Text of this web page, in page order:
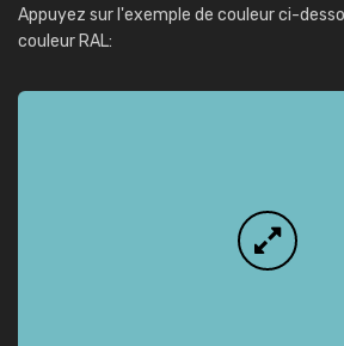
Appuyez sur l'exemple de couleur ci-
couleur RAL: